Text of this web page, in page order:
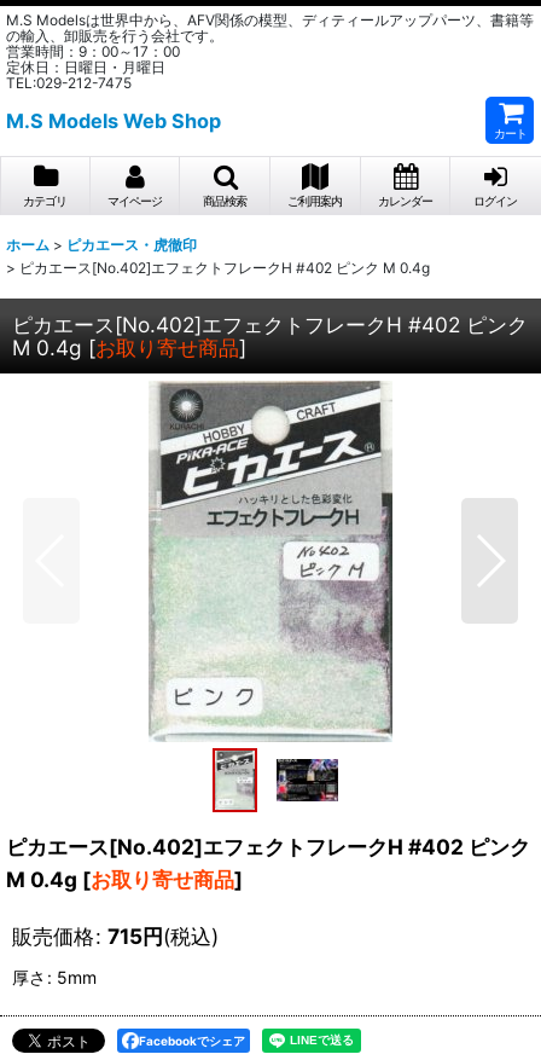
M.S Modelsは世界中から、AFV関係の模型、ディティールアップパーツ、書籍等
の輸入、卸販売を行う会社です。
営業時間：9：00～17：00
定休日：日曜日・月曜日
TEL:029-212-7475
M.S Models Web Shop
カート
カテゴリ マイページ 商品検索 ご利用案内 カレンダー ログイン
ホーム > ピカエース・虎徹印
> ピカエース[No.402]エフェクトフレークH #402 ピンク M 0.4g
ピカエース[No.402]エフェクトフレークH #402 ピンク
M 0.4g [お取り寄せ商品]
ピカエース[No.402]エフェクトフレークH #402 ピンク
M 0.4g [お取り寄せ商品]
販売価格: 715円(税込)
厚さ : 5mm
Facebookでシェア